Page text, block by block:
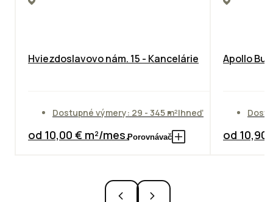
Hviezdoslavovo nám. 15 - Kancelárie
Dostupné výmery: 29 - 345 m²Ihneď
od 10,00 € m²/mes.Porovnávač
Apollo
od 10,90